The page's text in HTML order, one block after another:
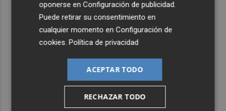
oponerse enConfiguración de publicidad.
Puede retirar su consentimiento en
cualquier momento enConfiguración de
cookies.Política de privacidad
ACEPTAR TODO
RECHAZAR TODO